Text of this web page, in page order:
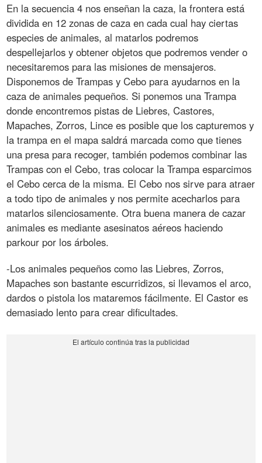
En la secuencia 4 nos enseñan la caza, la frontera está
dividida en 12 zonas de caza en cada cual hay ciertas
especies de animales, al matarlos podremos
despellejarlos y obtener objetos que podremos vender o
necesitaremos para las misiones de mensajeros.
Disponemos de Trampas y Cebo para ayudarnos en la
caza de animales pequeños. Si ponemos una Trampa
donde encontremos pistas de Liebres, Castores,
Mapaches, Zorros, Lince es posible que los capturemos y
la trampa en el mapa saldrá marcada como que tienes
una presa para recoger, también podemos combinar las
Trampas con el Cebo, tras colocar la Trampa esparcimos
el Cebo cerca de la misma. El Cebo nos sirve para atraer
a todo tipo de animales y nos permite acecharlos para
matarlos silenciosamente. Otra buena manera de cazar
animales es mediante asesinatos aéreos haciendo
parkour por los árboles.
-Los animales pequeños como las Liebres, Zorros,
Mapaches son bastante escurridizos, si llevamos el arco,
dardos o pistola los mataremos fácilmente. El Castor es
demasiado lento para crear dificultades.